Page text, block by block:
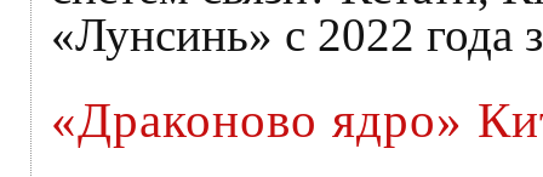
«Лунсинь» с 2022 года
«Драконово ядро»